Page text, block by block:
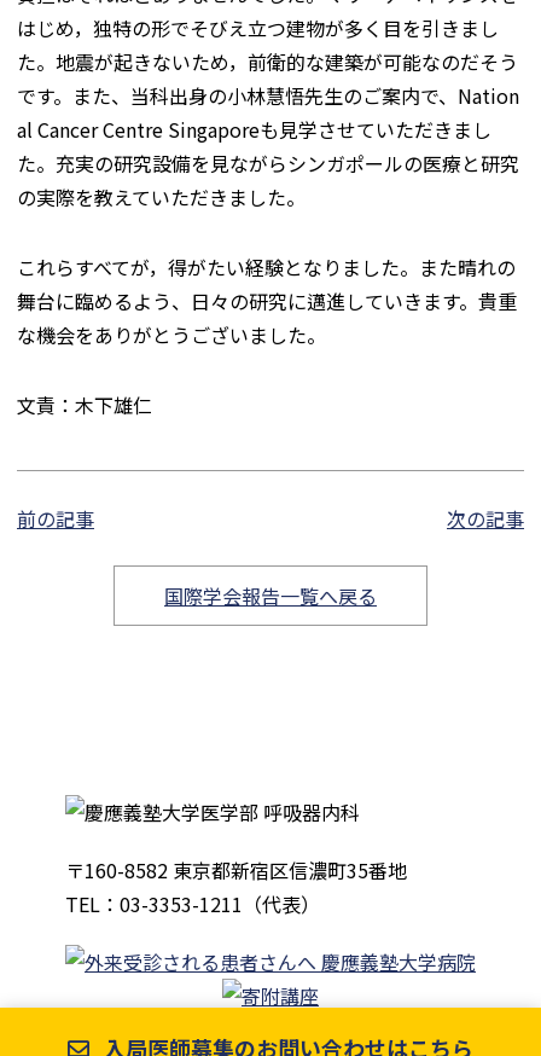
はじめ，独特の形でそびえ立つ建物が多く目を引きまし
た。地震が起きないため，前衛的な建築が可能なのだそう
です。また、当科出身の小林慧悟先生のご案内で、Nation
al Cancer Centre Singaporeも見学させていただきまし
た。充実の研究設備を見ながらシンガポールの医療と研究
の実際を教えていただきました。
これらすべてが，得がたい経験となりました。また晴れの
舞台に臨めるよう、日々の研究に邁進していきます。貴重
な機会をありがとうございました。
文責：木下雄仁
前の記事 次の記事
国際学会報告一覧へ戻る
〒160-8582 東京都新宿区信濃町35番地
TEL：03-3353-1211（代表）
入局医師募集のお問い合わせはこちら